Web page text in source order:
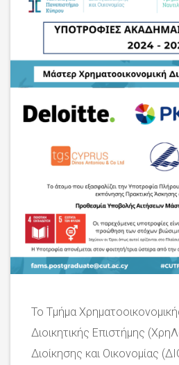
Το Τμήμα
Διοικητικής Επιστήμης
Διοίκησης και Οικονομίας